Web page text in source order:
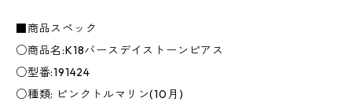
■商品スペック
○商品名:K18バースデイストーンピアス
○型番:191424
○種類: ピンクトルマリン(10月)